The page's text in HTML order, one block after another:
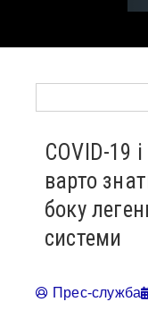
COVID-19
варто
боку
системи
Прес-служба